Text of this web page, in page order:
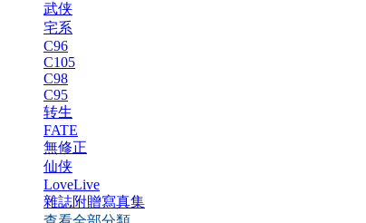
武侠
宅系
C96
C105
C98
C95
转生
FATE
無修正
仙侠
LoveLive
雜誌附贈寫真集